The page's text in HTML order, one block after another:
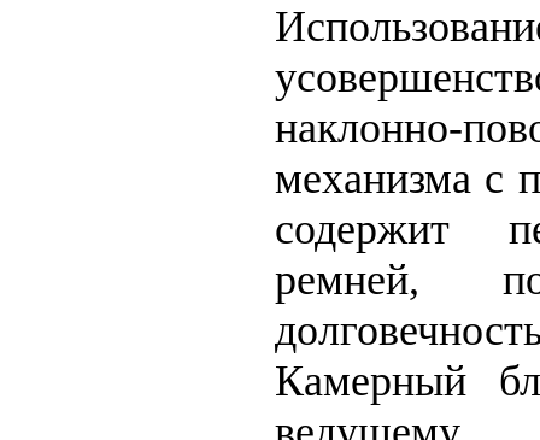
наклонно-
механизма с
содержит
ремней,
Камерный